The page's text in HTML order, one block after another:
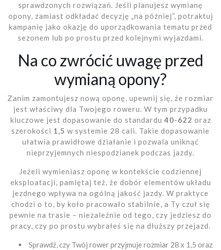
sprawdzonych rozwiązań. Jeśli planujesz wymianę
opony, zamiast odkładać decyzję „na później”, potraktuj
kampanię jako okazję do uporządkowania tematu przed
sezonem lub po prostu przed kolejnymi wyjazdami.
Na co zwrócić uwagę przed
wymianą opony?
Zanim zamontujesz nową oponę, upewnij się, że rozmiar
jest właściwy dla Twojego roweru. W tym przypadku
kluczowe jest dopasowanie do standardu 40-622 oraz
szerokości 1,5 w systemie 28 cali. Takie dopasowanie
ułatwia prawidłowe działanie i pozwala uniknąć
nieprzyjemnych niespodzianek podczas jazdy.
Jeżeli wymieniasz oponę w kontekście codziennej
eksploatacji, pamiętaj też, że dobór elementów układu
jezdnego wpływa na ogólną jakość jazdy. W praktyce
chodzi o to, by koło pracowało stabilnie, a Ty czuł się
pewnie na trasie – niezależnie od tego, czy jedziesz do
pracy, czy po prostu wybrałeś się na dłuższy przejazd.
Sprawdź, czy Twój rower przyjmuje rozmiar 28 x 1,5 oraz